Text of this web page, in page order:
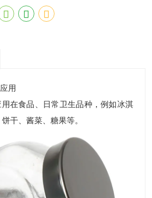
用
食品、日常卫生品种，例如冰淇
干、酱菜、糖果等。